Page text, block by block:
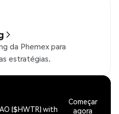
da Phemex para
estratégias.
($HWTR) with
Começar
agora